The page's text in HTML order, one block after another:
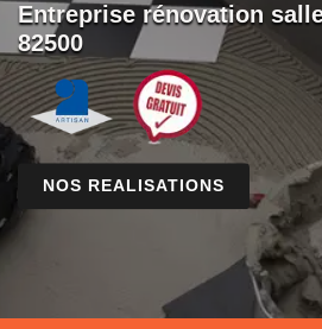
Entreprise rénovation
82500
NOS REALISATIONS